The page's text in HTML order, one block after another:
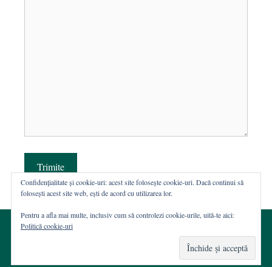
Trimite
Web hosting şi dezvoltare Wordpress:
Casa de WEB
Confidențialitate și cookie-uri: acest site folosește cookie-uri. Dacă continui să
folosești acest site web, ești de acord cu utilizarea lor.
Pentru a afla mai multe, inclusiv cum să controlezi cookie-urile, uită-te aici:
Politică cookie-uri